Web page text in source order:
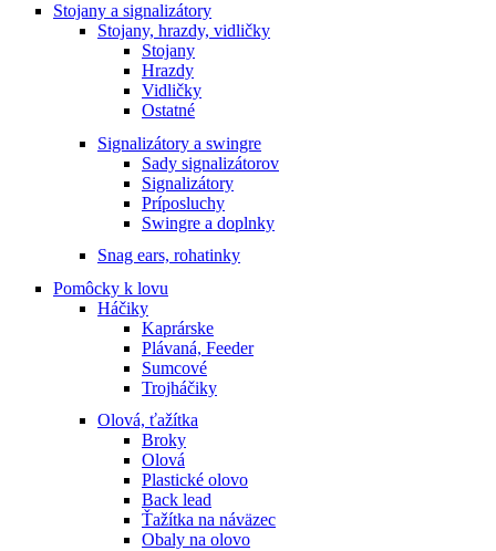
Stojany a signalizátory
Stojany, hrazdy, vidličky
Stojany
Hrazdy
Vidličky
Ostatné
Signalizátory a swingre
Sady signalizátorov
Signalizátory
Príposluchy
Swingre a doplnky
Snag ears, rohatinky
Pomôcky k lovu
Háčiky
Kaprárske
Plávaná, Feeder
Sumcové
Trojháčiky
Olová, ťažítka
Broky
Olová
Plastické olovo
Back lead
Ťažítka na náväzec
Obaly na olovo